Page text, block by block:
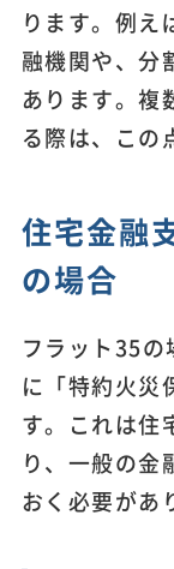
ります。例え
融機関や、分
あります。複
る際は、この
住宅金融
の場合
フラット35の
に「特約火災
す。これは住
り、一般の金
おく必要があ